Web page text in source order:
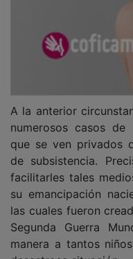
numerosos casos de
que se ven privados
de subsistencia.
facilitarles tales
su emancipación
las cuales fueron
Segunda Guerra
manera a tantos
desastrosa situación.